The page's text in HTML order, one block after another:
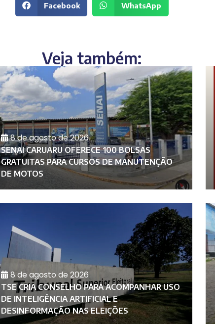
Facebook WhatsApp
Veja também:
8 de agosto de 2026
SENAI CARUARU OFERECE 100 BOLSAS
GRATUITAS PARA CURSOS DE MANUTENÇÃO
DE MOTOS
8 de agosto de 2026
TSE CRIA CONSELHO PARA ACOMPANHAR USO
DE INTELIGÊNCIA ARTIFICIAL E
DESINFORMAÇÃO NAS ELEIÇÕES